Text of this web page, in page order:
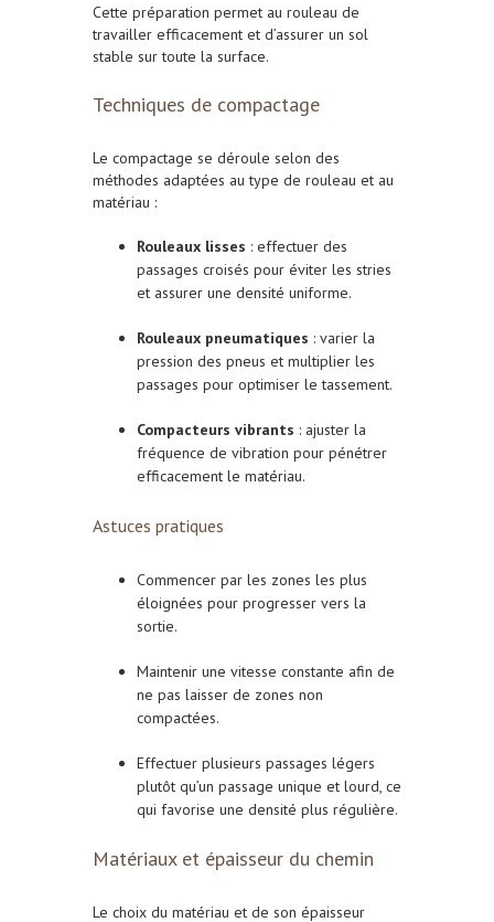
Cette préparation permet au rouleau de
travailler efficacement et d’assurer un sol
stable sur toute la surface.
Techniques de compactage
Le compactage se déroule selon des
méthodes adaptées au type de rouleau et au
matériau :
Rouleaux lisses : effectuer des
passages croisés pour éviter les stries
et assurer une densité uniforme.
Rouleaux pneumatiques : varier la
pression des pneus et multiplier les
passages pour optimiser le tassement.
Compacteurs vibrants : ajuster la
fréquence de vibration pour pénétrer
efficacement le matériau.
Astuces pratiques
Commencer par les zones les plus
éloignées pour progresser vers la
sortie.
Maintenir une vitesse constante afin de
ne pas laisser de zones non
compactées.
Effectuer plusieurs passages légers
plutôt qu’un passage unique et lourd, ce
qui favorise une densité plus régulière.
Matériaux et épaisseur du chemin
Le choix du matériau et de son épaisseur